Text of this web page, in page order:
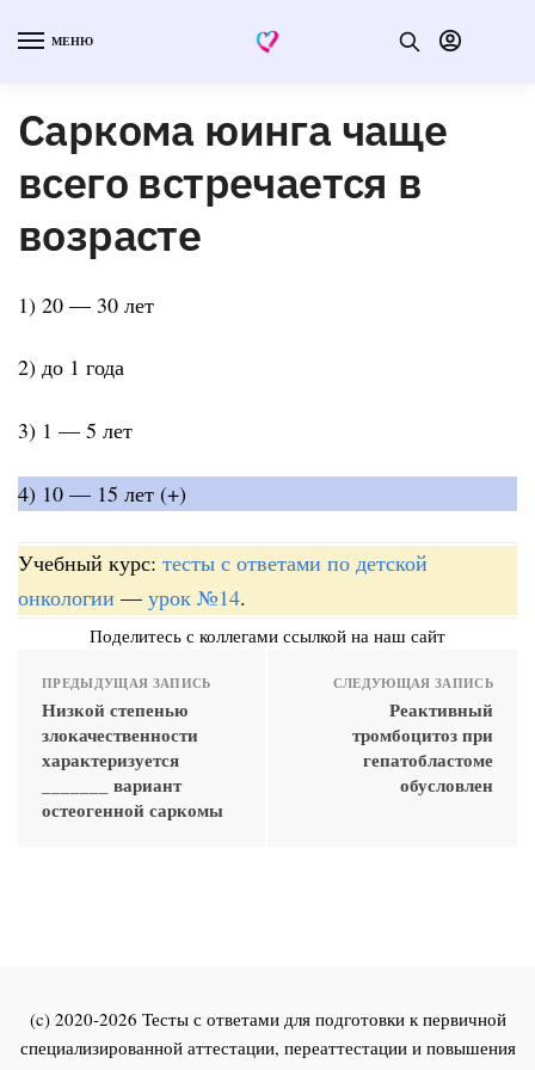
МЕНЮ
Саркома юинга чаще
всего встречается в
возрасте
1) 20 — 30 лет
2) до 1 года
3) 1 — 5 лет
4) 10 — 15 лет (+)
Учебный курс: тесты с ответами по детской
онкологии — урок №14.
Поделитесь с коллегами ссылкой на наш сайт
ПРЕДЫДУЩАЯ ЗАПИСЬ
Низкой степенью
злокачественности
характеризуется
_______ вариант
остеогенной саркомы
СЛЕДУЮЩАЯ ЗАПИСЬ
Реактивный
тромбоцитоз при
гепатобластоме
обусловлен
(c) 2020-2026 Тесты с ответами для подготовки к первичной
специализированной аттестации, переаттестации и повышения